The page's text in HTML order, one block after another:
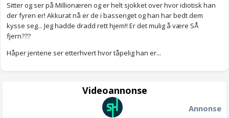
Sitter og ser på Millionæren og er helt sjokket over hvor idiotisk han
der fyren er! Akkurat nå er de i bassenget og han har bedt dem
kysse seg... Jeg hadde dradd rett hjem!! Er det mulig å være SÅ
fjern???
Håper jentene ser etterhvert hvor tåpelig han er...
Videoannonse
Annonse